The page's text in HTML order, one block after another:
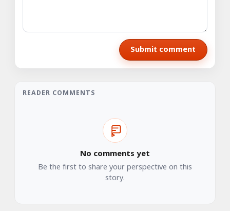
Submit comment
READER COMMENTS
No comments yet
Be the first to share your perspective on this
story.